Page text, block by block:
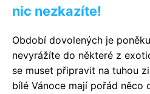
nic nezkazíte!
Období dovolených je
nevyrážíte do některé z
se muset připravit na tuhou
bílé Vánoce mají pořád něco